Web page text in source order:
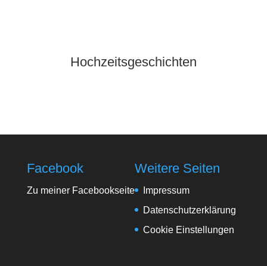
Hochzeitsgeschichten
Facebook
Zu meiner Facebookseite
Weitere Seiten
Impressum
Datenschutzerklärung
Cookie Einstellungen